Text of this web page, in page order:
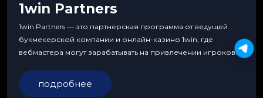
1win Partners
1win Partners — это партнерская программа от ведущей
букмекерской компании и онлайн-казино 1win, где
вебмастера могут зарабатывать на привлечении игроков.
подробнее